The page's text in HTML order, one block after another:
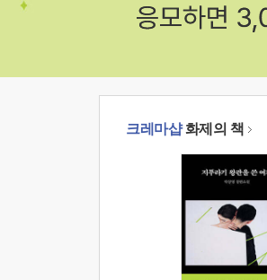
크레마샵화제의 책